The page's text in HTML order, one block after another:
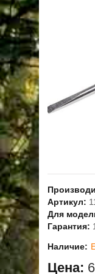
АКЦИИ
Артикул:
Для
Гарантия:
Наличие:
Цена: